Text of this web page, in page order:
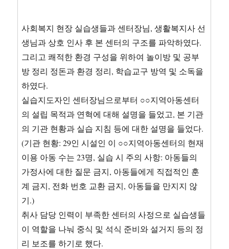
사회복지 현장 실습생들과 센터장님, 생활복지사 선
생님과 상호 인사 후 본 센터의 구조를 파악하였다.
그리고 쾌적한 환경 구성을 위하여 놀이방 및 공부
방 정리 정돈과 환경 정리, 학습교구 방역 및 소독을
하였다.
실습지도자인 센터장님으로부터 ○○지역아동센터
의 설립 목적과 연혁에 대해 설명을 들었고, 본 기관
의 기관 현황과 실습 지침 등에 대한 설명을 들었다.
(기관 현황: 29인 시설인 이 ○○지역아동센터의 현재
이용 아동 수는 23명, 실습 시 주의 사항: 아동들의
가정사에 대한 질문 금지, 아동들에게 직접적인 훈
계 금지, 전화 번호 교환 금지, 아동들을 만지지 않
기.)
취사 담당 인력이 부족한 센터의 사정으로 실습생들
이 역할을 나눠 중식 및 석식 준비와 설거지 등의 정
리 보조를 하기로 했다.